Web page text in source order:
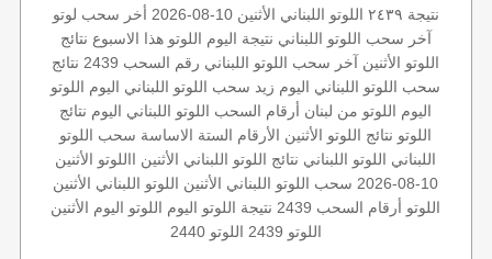
نتيجة ٢٤٣٩
اللوتو اللبناني الأثنين 10-08-2026
أخر سحب لوتو
آخر سحب اللوتو اللبناني نتيجة اليوم اللوتو هذا الاسبوع نتائج
اللوتو الأثنين آخر سحب اللوتو اللبناني رقم السحب 2439
نتائج
سحب اللوتو اللبناني اليوم زيد سحب اللوتو اللبناني اليوم اللوتو
اليوم اللوتو من لبنان أرقام السحب اللوتو اللبناني اليوم نتائج
اللوتو نتائج اللوتو الأثنين الأرقام الستة الاساسة سحب اللوتو
اللبناني اللوتو اللبناني نتائج اللوتو اللبناني الأثنين االلوتو الأثنين
10-08-2026
سحب اللوتو اللبناني الأثنين اللوتو اللبناني الأثنين
اللوتو أرقام السحب 2439
نتيجة اللوتو اليوم اللوتو اليوم الأثنين
اللوتو 2439
اللوتو 2440